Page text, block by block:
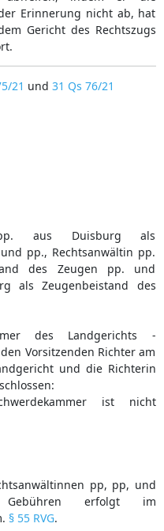
Erinnerung nicht ab, hat
Gericht des Rechtszugs
21 und 31 Qs 76/21
pp. aus Duisburg als
pp., Rechtsanwältin pp.
des Zeugen pp. und
als Zeugenbeistand des
des Landgerichts -
Vorsitzenden Richter am
und die Richterin
ist nicht
pp, pp, und
erfolgt im
§ 55 RVG.